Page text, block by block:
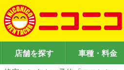
店舗を探す 車種・料金